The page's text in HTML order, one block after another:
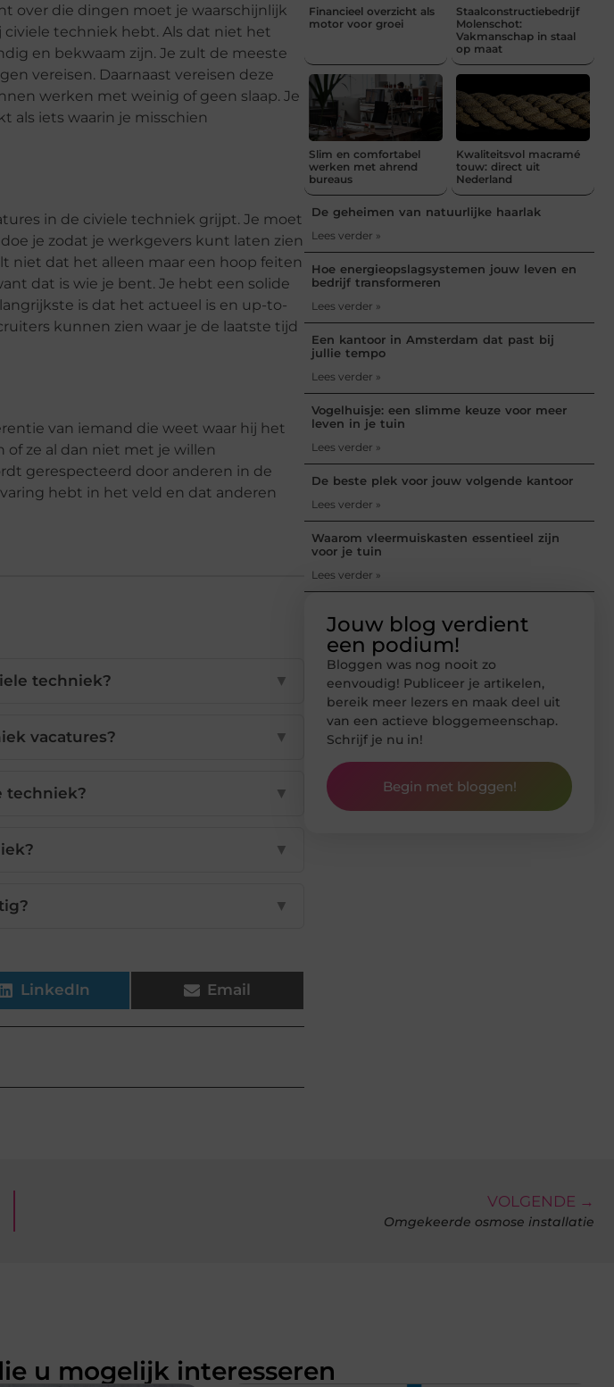
over die dingen moet je waarschijnlijk
techniek hebt. Als dat niet het
en bekwaam zijn. Je zult de meeste
vereisen. Daarnaast vereisen deze
werken met weinig of geen slaap. Je
als iets waarin je misschien
in de civiele techniek grijpt. Je moet
je zodat je werkgevers kunt laten zien
niet dat het alleen maar een hoop feiten
dat is wie je bent. Je hebt een solide
is dat het actueel is en up-to-
kunnen zien waar je de laatste tijd
van iemand die weet waar hij het
of ze al dan niet met je willen
gerespecteerd door anderen in de
hebt in het veld en dat anderen
techniek? ▼
vacatures? ▼
techniek? ▼
▼
▼
LinkedIn Email
Financieel overzicht als
motor voor groei
Staalconstructiebedrijf
Molenschot:
Vakmanschap in staal
op maat
Slim en comfortabel
werken met ahrend
bureaus
Kwaliteitsvol macramé
touw: direct uit
Nederland
De geheimen van natuurlijke haarlak
Lees verder »
Hoe energieopslagsystemen jouw leven en
bedrijf transformeren
Lees verder »
Een kantoor in Amsterdam dat past bij
jullie tempo
Lees verder »
Vogelhuisje: een slimme keuze voor meer
leven in je tuin
Lees verder »
De beste plek voor jouw volgende kantoor
Lees verder »
Waarom vleermuiskasten essentieel zijn
voor je tuin
Lees verder »
Jouw blog verdient
een podium!
Bloggen was nog nooit zo
eenvoudig! Publiceer je artikelen,
bereik meer lezers en maak deel uit
van een actieve bloggemeenschap.
Schrijf je nu in!
Begin met bloggen!
VOLGENDE →
Omgekeerde osmose installatie
u mogelijk interesseren